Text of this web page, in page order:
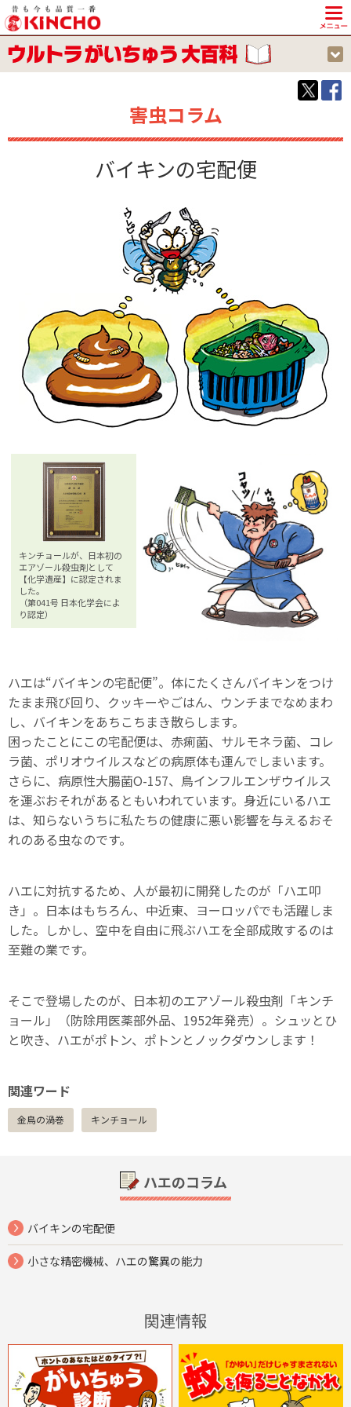
害虫コラム
バイキンの宅配便
キンチョールが、日本初の
エアゾール殺虫剤として
【化学遺産】に認定されま
した。
（第041号 日本化学会によ
り認定）
ハエは“バイキンの宅配便”。体にたくさんバイキンをつけ
たまま飛び回り、クッキーやごはん、ウンチまでなめまわ
し、バイキンをあちこちまき散らします。
困ったことにこの宅配便は、赤痢菌、サルモネラ菌、コレ
ラ菌、ポリオウイルスなどの病原体も運んでしまいます。
さらに、病原性大腸菌O-157、鳥インフルエンザウイルス
を運ぶおそれがあるともいわれています。身近にいるハエ
は、知らないうちに私たちの健康に悪い影響を与えるおそ
れのある虫なのです。
ハエに対抗するため、人が最初に開発したのが「ハエ叩
き」。日本はもちろん、中近東、ヨーロッパでも活躍しま
した。しかし、空中を自由に飛ぶハエを全部成敗するのは
至難の業です。
そこで登場したのが、日本初のエアゾール殺虫剤「キンチ
ョール」（防除用医薬部外品、1952年発売）。シュッとひ
と吹き、ハエがポトン、ポトンとノックダウンします！
関連ワード
金鳥の渦巻 キンチョール
ハエのコラム
バイキンの宅配便
小さな精密機械、ハエの驚異の能力
関連情報